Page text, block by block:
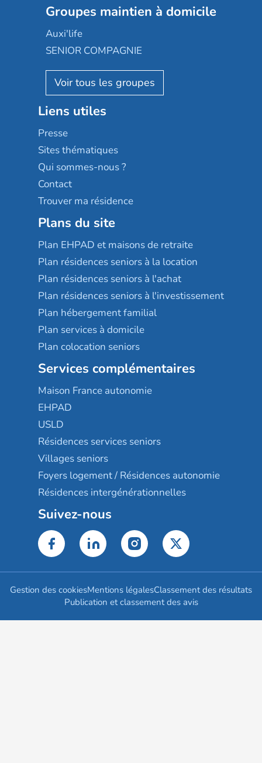
Les jardins d'Arcadie
Occitalia
Appartseniors
Reseda
Stella management
Les villages d'or
Sérénys
Résidences services Villa Médicis
Groupe SOS
Le Noble Âge
Almage
Résidalya
Groupe aplus
Groupes maintien à domicile
Auxi'life
SENIOR COMPAGNIE
AGE D'OR Services
Liens utiles
Presse
Sites thématiques
Qui sommes-nous ?
Contact
Trouver ma résidence
Plans du site
Plan EHPAD et maisons de retraite
Plan résidences seniors à la location
Plan résidences seniors à l'achat
Plan résidences seniors à l'investissement
Plan hébergement familial
Plan services à domicile
Plan colocation seniors
Services complémentaires
Maison France autonomie
EHPAD
USLD
Résidences services seniors
Villages seniors
Foyers logement / Résidences autonomie
Résidences intergénérationnelles
Suivez-nous
Gestion des cookiesMentions légalesClassement des résultats
Publication et classement des avis